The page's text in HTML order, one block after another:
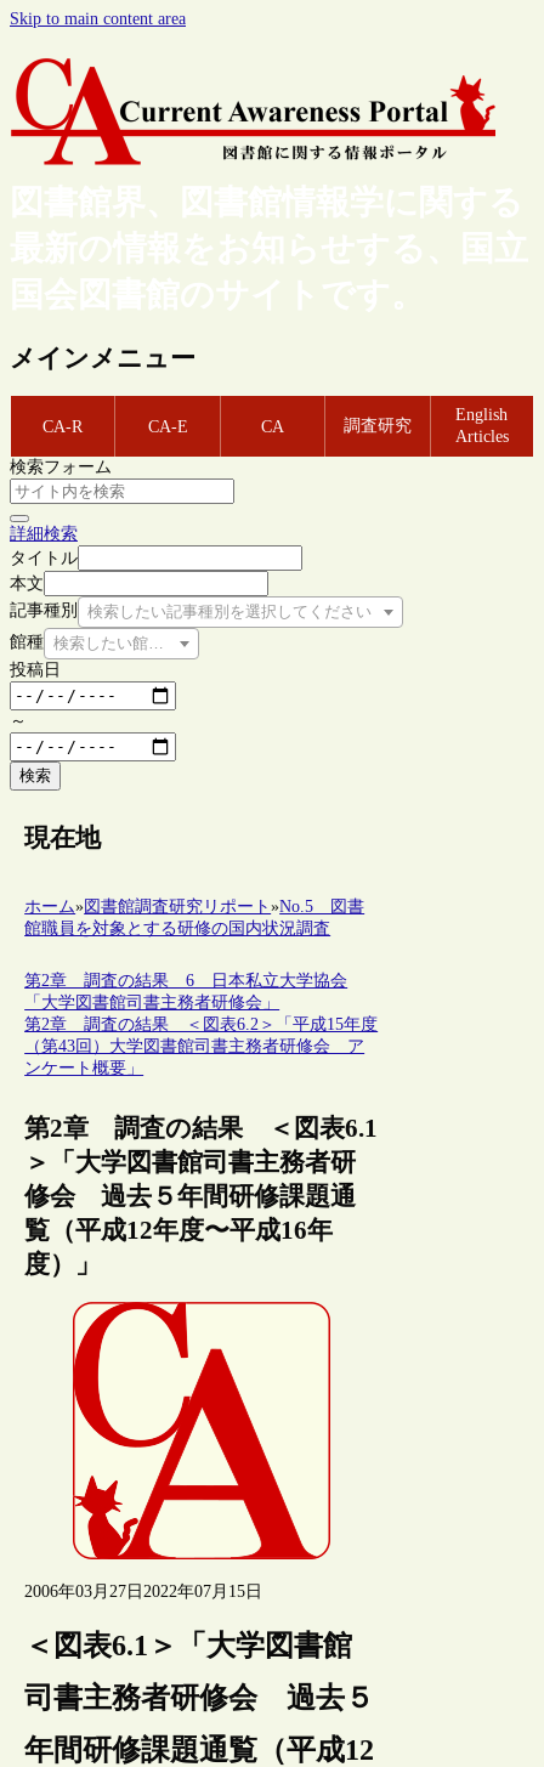
Skip to main content area
図書館界、図書館情報学に関する
最新の情報をお知らせする、国立
国会図書館のサイトです。
メインメニュー
CA-R CA-E CA 調査研究
English
Articles
検索フォーム
詳細検索
タイトル
本文
記事種別
検索したい記事種別を選択してください
館種 検索したい館種を選択してください
投稿日
～
検索
現在地
ホーム»図書館調査研究リポート»No.5 図書
館職員を対象とする研修の国内状況調査
第2章 調査の結果 6 日本私立大学協会
「大学図書館司書主務者研修会」
第2章 調査の結果 ＜図表6.2＞「平成15年度
（第43回）大学図書館司書主務者研修会 ア
ンケート概要」
第2章 調査の結果 ＜図表6.1
＞「大学図書館司書主務者研
修会 過去５年間研修課題通
覧（平成12年度〜平成16年
度）」
2006年03月27日 2022年07月15日
＜図表6.1＞「大学図書館
司書主務者研修会 過去５
年間研修課題通覧（平成12